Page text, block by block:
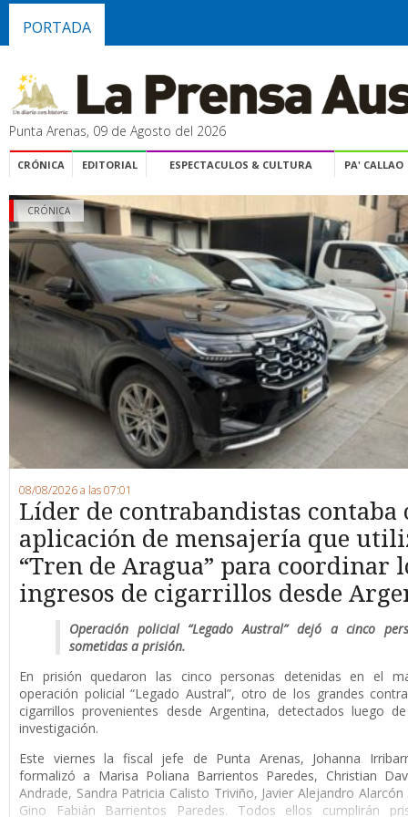
PORTADA
Punta Arenas, 09 de Agosto del 2026
CRÓNICA EDITORIAL ESPECTACULOS & CULTURA PA' CALLAO
CRÓNICA
08/08/2026 a las 07:01
Líder de contrabandistas contaba
aplicación de mensajería que
“Tren de Aragua” para coordinar
ingresos de cigarrillos desde
Operación policial “Legado Austral” dejó a cinco
sometidas a prisión.
En prisión quedaron las cinco personas detenidas en el
operación policial “Legado Austral”, otro de los grandes
cigarrillos provenientes desde Argentina, detectados luego
investigación.
Este viernes la fiscal jefe de Punta Arenas, Johanna
formalizó a Marisa Poliana Barrientos Paredes, Christian
Andrade, Sandra Patricia Calisto Triviño, Javier Alejandro Alarcón
Gino Fabián Barrientos Paredes. Todos ellos cumplirán